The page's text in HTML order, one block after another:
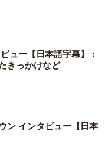
ュー【日本語字幕】：
きっかけなど
ン インタビュー【日本